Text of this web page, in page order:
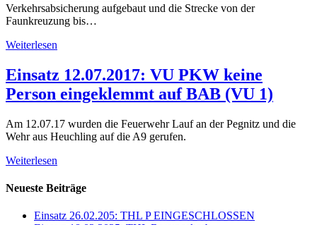
Verkehrsabsicherung aufgebaut und die Strecke von der
Faunkreuzung bis…
Weiterlesen
Einsatz 12.07.2017: VU PKW keine
Person eingeklemmt auf BAB (VU 1)
Am 12.07.17 wurden die Feuerwehr Lauf an der Pegnitz und die
Wehr aus Heuchling auf die A9 gerufen.
Weiterlesen
Neueste Beiträge
Einsatz 26.02.205: THL P EINGESCHLOSSEN